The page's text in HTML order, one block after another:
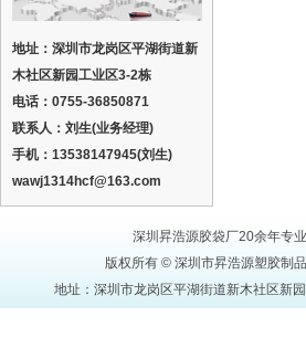
地址：深圳市龙岗区平湖街道新
木社区新园工业区3-2栋
电话：0755-36850871
联系人：刘生(业务经理)
手机：13538147945(刘生)
wawj1314hcf@163.com
深圳昇浩源胶袋厂20余年专
版权所有 © 深圳市昇浩源塑胶制
地址：深圳市龙岗区平湖街道新木社区